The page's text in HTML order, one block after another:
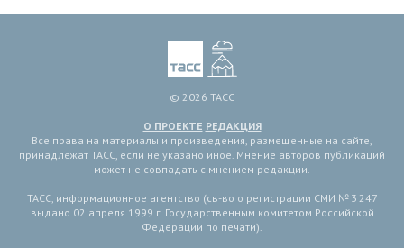
© 2026 ТАСС
О ПРОЕКТЕ РЕДАКЦИЯ
Все права на материалы и произведения, размещенные на сайте,
принадлежат ТАСС, если не указано иное. Мнение авторов публикаций
может не совпадать с мнением редакции.
ТАСС, информационное агентство (св-во о регистрации СМИ № 3 247
выдано 02 апреля 1999 г. Государственным комитетом Российской
Федерации по печати).